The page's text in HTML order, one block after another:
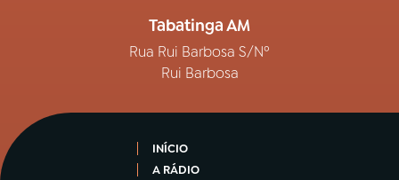
Tabatinga AM
Rua Rui Barbosa S/Nº
Rui Barbosa
INÍCIO
A RÁDIO